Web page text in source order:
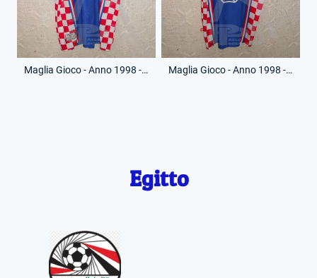
Maglia Gioco - Anno 1998 - Davor Suker - 9 - (Fronte) Maglia Gioco - Anno 1998 - Davor Suker - 9 - (Retro)
Egitto